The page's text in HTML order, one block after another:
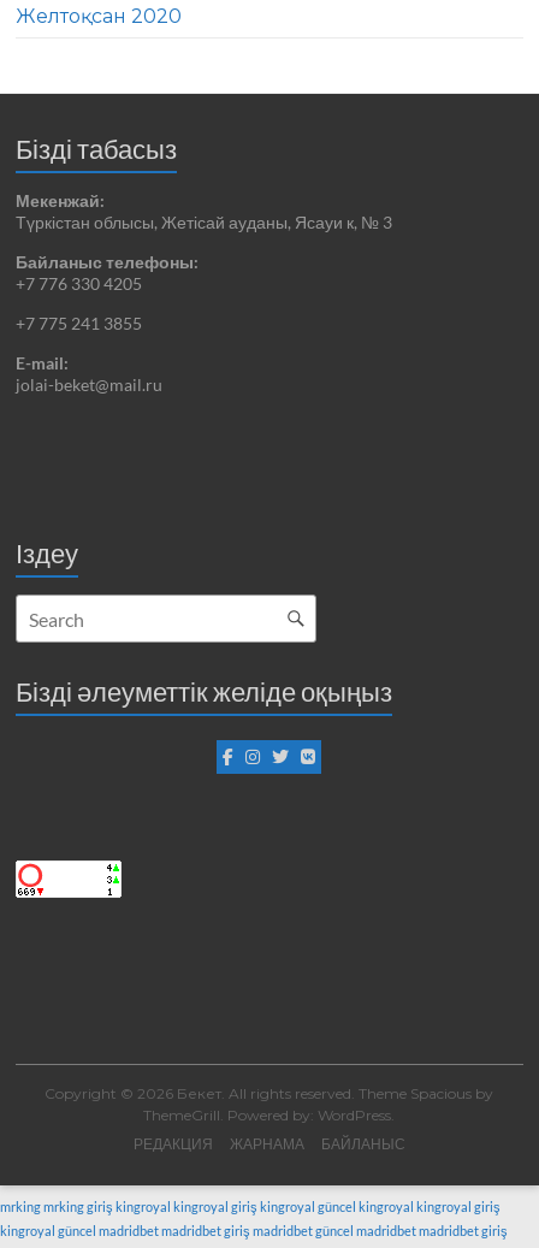
Желтоқсан 2020
Бізді табасыз
Мекенжай:
Түркістан облысы, Жетісай ауданы, Ясауи к, № 3
Байланыс телефоны:
+7 776 330 4205
+7 775 241 3855
E-mail:
jolai-beket@mail.ru
Іздеу
Бізді әлеуметтік желіде оқыңыз
Copyright © 2026 Бекет. All rights reserved. Theme Spacious by
ThemeGrill. Powered by: WordPress.
РЕДАКЦИЯ
ЖАРНАМА БАЙЛАНЫС
mrkingmrking giriş kingroyal kingroyal giriş kingroyal güncel kingroyal kingroyal giriş
kingroyal güncel madridbetmadridbet giriş madridbet güncel madridbetmadridbet giriş